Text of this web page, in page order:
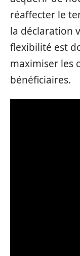
réaffecter le
la déclaration
flexibilité est
maximiser les
bénéficiaires.